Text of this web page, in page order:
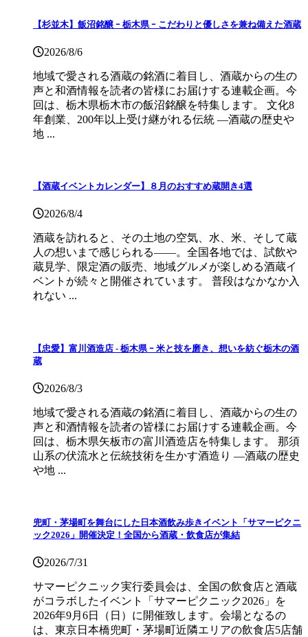
【杉並木】飯沼銘醸 ｰ 栃木県 ｰ こだわりと優しさを兼ね備えた酒蔵
2026/8/6
地域で愛される酒蔵の銘酒に着目し、酒蔵からの生の
声と和酒情報を読者の皆様にお届けする連載企画。今
回は、栃木県栃木市の飯沼銘醸を特集します。 文化8
年創業、200年以上受け継がれる伝統 ―酒蔵の歴史や
地 ...
【酒蔵イベントカレンダー】８月のおすすめ蔵開き4選
2026/8/4
酒蔵を訪れると、その土地の空気、水、米、そして蔵
人の想いまで感じられる——。全国各地では、試飲や
蔵見学、限定酒の販売、地域グルメが楽しめる酒蔵イ
ベントが続々と開催されています。 普段はなかなか入
れない ...
【忠愛】富川酒造店 ‐ 栃木県 ｰ 米と技を磨き、想いを紡ぐ栃木の酒
蔵
2026/8/3
地域で愛される酒蔵の銘酒に着目し、酒蔵からの生の
声と和酒情報を読者の皆様にお届けする連載企画。今
回は、栃木県矢板市の富川酒造店を特集します。 那須
山系の伏流水と伝統技術を生かす酒造り ―酒蔵の歴史
や地 ...
兜町・茅場町を舞台にした日本酒飲み歩きイベント「サマーピクニ
ック2026」開催決定！全国から酒蔵・飲食店が集結
2026/7/31
サマーピクニック実⾏委員会は、全国の飲⾷店と酒蔵
がコラボしたイベント「サマーピクニック2026」を
2026年9月6日（日）に開催致します。会場となるの
は、東京日本橋兜町・茅場町近隣エリアの飲食店5店舗